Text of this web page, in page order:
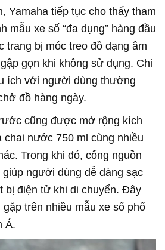
Yamaha tiếp tục cho thấy tham
mẫu xe số “đa dụng” hàng đầu
trang bị móc treo đồ dạng âm
gọn khi không sử dụng. Chi
ích với người dùng thường
đồ hàng ngày.
cũng được mở rộng kích
nước 750 ml cùng nhiều
Trong khi đó, cổng nguồn
giúp người dùng dễ dàng sạc
bị điện tử khi di chuyển. Đây
trên nhiều mẫu xe số phổ
Á.